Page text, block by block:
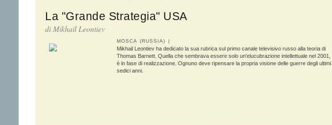
La "Grande Strategia" USA
diMikhaïl Leontiev
MOSCA (RUSSIA) |
Mikhail Leontiev ha dedicato la sua rubrica sul primo canale televisivo russo alla teoria di
Thomas Barnett. Quella che sembrava essere solo un'elucubrazione intellettuale nel 2001,
è in fase di realizzazione. Ognuno deve ripensare la propria visione delle guerre degli ultimi
sedici anni.